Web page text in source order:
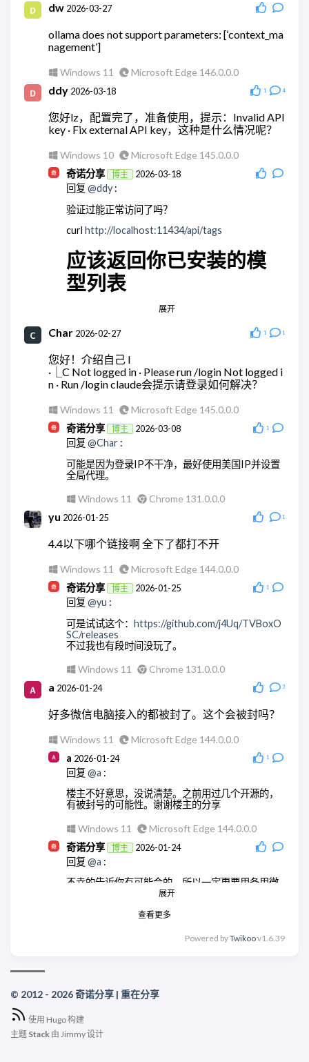
奇诺分享
可以试试微信官方的claude机器人。
Windows 11 Chrome 148.0.0.0
wodty2026-05-28
有相关教学么，查了全都是ai。单纯消耗token太贵
了
Windows 11 Microsoft Edge 148.0.0.0
wodty2026-05-28
回复@奇诺分享
有相关教学么，查了全都是ai。单纯消耗token太贵
Windows 11
Microsoft Edge 148.0.0.0
奇诺分享
博主 2026-05-28
回复@wodty:
应该没有，都是集成大模型的。
回复@奇诺分享
集成没问题，但是全都跑大模型。有点贵。还是用
AstrBot api的方便点
Windows 11 Microsoft Edge 148.0.0.0
dw 2026-03-27
ollama does not support parameters: [‘context_ma
nagement’]
Windows 11 Microsoft Edge 146.0.0.0
ddy 2026-03-18 1 4
您好lz，配置完了，准备使用，提示：Invalid API
key · Fix external API key，这种是什么情况呢？
Windows 10
Microsoft Edge 145.0.0.0
奇诺分享
博主 2026-03-18
回复 @ddy :
验证过能正常访问了吗？
curl http://localhost:11434/api/tags
应该返回你已安装的模
型列表
Android Quince Tart
ddy2026-03-18
嗯，这里是正常的
Windows 10
ddy2026-03-18
回复@奇诺分享 :
我重新来了一遍，现在可以了，非常感谢！！
Windows 10
Microsoft Edge 145.0.0.0
回复@ddy:
Android Quince Tart Chrome 146.0.0.0
展开
Char 2026-02-27 1 1
您好！介绍自己 l
·⎿C Not logged in · Please run /login Not logged i
n · Run /login claude会提示请登录如何解决？
Windows 11
Microsoft Edge 145.0.0.0
奇诺分享
博主 2026-03-08 1
回复 @Char :
可能是因为登录IP不干净，最好使用美国IP并设置
全局代理。
Windows 11 Chrome 131.0.0.0
yu 2026-01-25 1
4.4以下哪个链接啊 全下了都打不开
Windows 11
Microsoft Edge 144.0.0.0
奇诺分享
博主 2026-01-25 1
回复 @yu :
可是试试这个： https://github.com/j4Uq/TVBoxO
SC/releases
不过我也有段时间没玩了。
Windows 11 Chrome 131.0.0.0
a 2026-01-24 3
好多微信电脑接入的都被封了。这个会被封吗？
Windows 11
Microsoft Edge 144.0.0.0
a 2026-01-24 1
回复 @a :
楼主不好意思，没说清楚。之前用过几个开源的，
有被封号的可能性。谢谢楼主的分享
Windows 11
Microsoft Edge 144.0.0.0
奇诺分享
博主 2026-01-24
回复 @a :
不幸的告诉你有可能会的，所以一定更要用备用微
Chrome 131.0.0.0
展开
查看更多
Powered byTwikoov1.6.39
© 2012 - 2026 奇诺分享 | 重在分享
使用 Hugo构建
主题 Stack 由 Jimmy设计